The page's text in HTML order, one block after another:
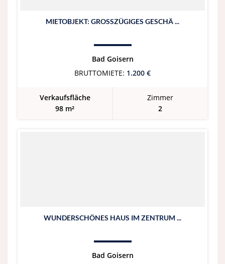
MIETOBJEKT: GROSSZÜGIGES GESCHÄ ...
Bad Goisern
BRUTTOMIETE: 1.200 €
Verkaufsfläche
98 m²
Zimmer
2
WUNDERSCHÖNES HAUS IM ZENTRUM ...
Bad Goisern